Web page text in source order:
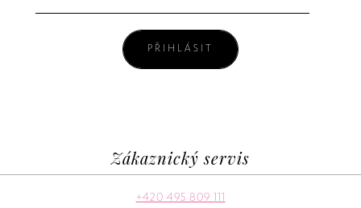
PŘIHLÁSIT
Zákaznický servis
+420 495 809 111